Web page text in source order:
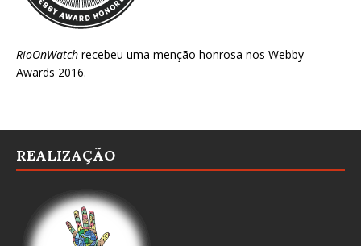
RioOnWatch recebeu uma menção honrosa nos Webby
Awards 2016.
REALIZAÇÃO